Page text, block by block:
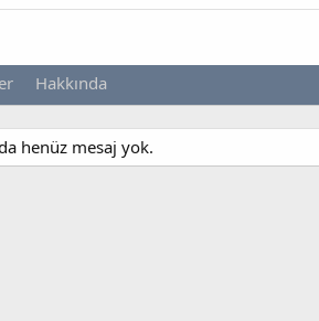
Hakkında
henüz mesaj yok.